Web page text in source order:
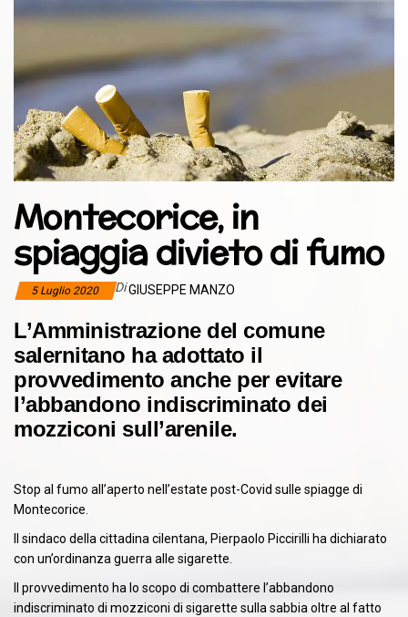
Montecorice, in
spiaggia divieto di fumo
5 Luglio 2020 DiGIUSEPPE MANZO
L’Amministrazione del comune
salernitano ha adottato il
provvedimento anche per evitare
l’abbandono indiscriminato dei
mozziconi sull’arenile.
Stop al fumo all’aperto nell’estate post-Covid sulle spiagge di
Montecorice.
Il sindaco della cittadina cilentana, Pierpaolo Piccirilli ha dichiarato
con un’ordinanza guerra alle sigarette.
Il provvedimento ha lo scopo di combattere l’abbandono
indiscriminato di mozziconi di sigarette sulla sabbia oltre al fatto